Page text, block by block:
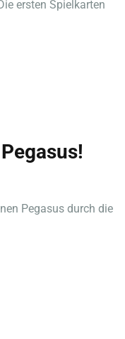
ersten Spielkarten
Pegasus durch die